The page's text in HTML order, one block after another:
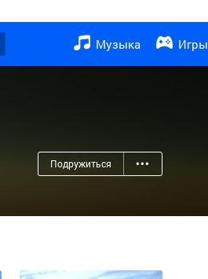
Музыка Игры
Подружиться •••